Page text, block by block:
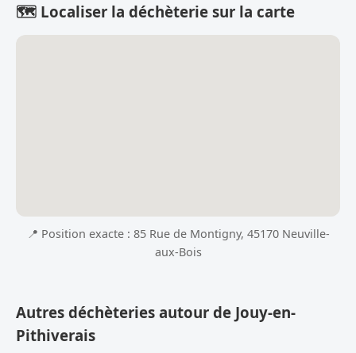
🗺️ Localiser la déchèterie sur la carte
📍 Position exacte : 85 Rue de Montigny, 45170 Neuville-
aux-Bois
Autres déchèteries autour de Jouy-en-
Pithiverais